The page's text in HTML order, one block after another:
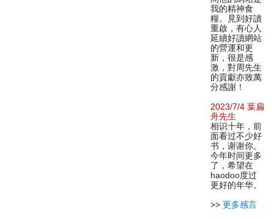
我的精神食
糧。見到好讀
重啟，有心人
延續好讀網站
的營運和更
新，很是感
激，對周先生
的貢獻亦致萬
分感謝！
2023/7/4 葉扁
舟先生
相识十年，前
面看过不少好
书，谢谢你。
今年时间更多
了，希望在
haodoo度过
更好的年华。
>> 更多感言